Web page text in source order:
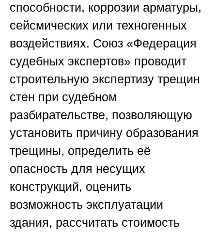
способности, коррозии арматуры,
сейсмических или техногенных
воздействиях. Союз «Федерация
судебных экспертов» проводит
строительную экспертизу трещин
стен при судебном
разбирательстве, позволяющую
установить причину образования
трещины, определить её
опасность для несущих
конструкций, оценить
возможность эксплуатации
здания, рассчитать стоимость